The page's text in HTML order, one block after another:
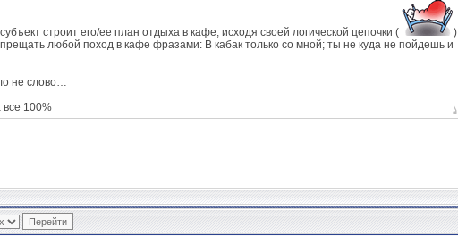
строит его/ее план отдыха в кафе, исходя своей логической цепочки (
)
любой поход в кафе фразами: В кабак только со мной; ты не куда не пойдешь и
не слово…
все 100%